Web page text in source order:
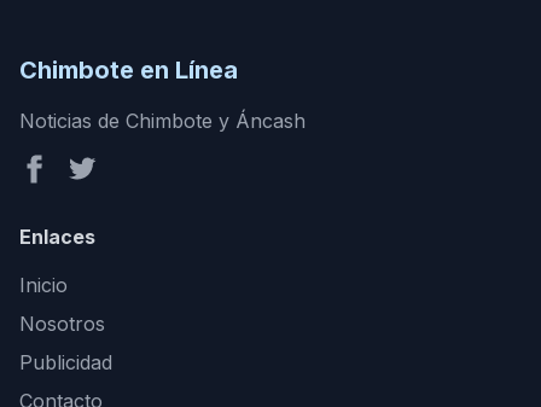
Chimbote en Línea
Noticias de Chimbote y Áncash
Enlaces
Inicio
Nosotros
Publicidad
Contacto